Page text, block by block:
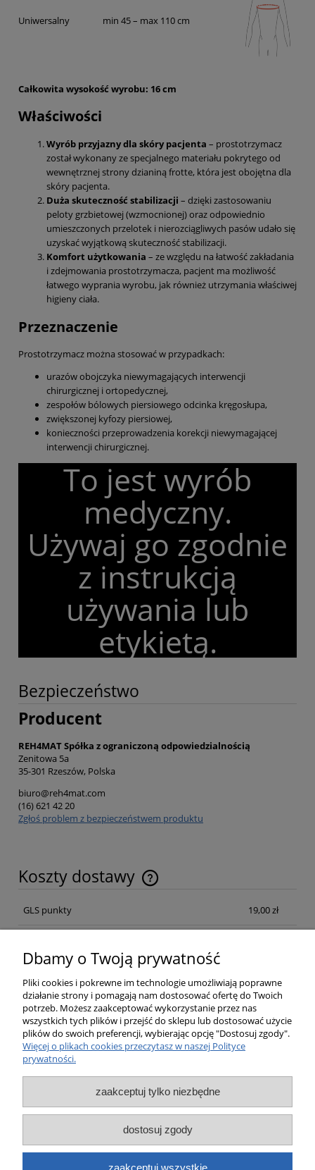
Uniwersalny min 45 – max 110 cm
Całkowita wysokość wyrobu: 16 cm
Właściwości
Wyrób przyjazny dla skóry pacjenta – prostotrzymacz
został wykonany ze specjalnego materiału pokrytego od
wewnętrznej strony dzianiną frotte, która jest obojętna dla
skóry pacjenta.
Duża skuteczność stabilizacji – dzięki zastosowaniu
peloty grzbietowej (wzmocnionej) oraz odpowiednio
umieszczonych przelotek i nierozciągliwych pasów udało się
uzyskać wyjątkową skuteczność stabilizacji.
Komfort użytkowania – ze względu na łatwość zakładania
i zdejmowania prostotrzymacza, pacjent ma możliwość
łatwego wyprania wyrobu, jak również utrzymania właściwej
higieny ciała.
Przeznaczenie
Prostotrzymacz można stosować w przypadkach:
urazów obojczyka niewymagających interwencji
chirurgicznej i ortopedycznej,
zespołów bólowych piersiowego odcinka kręgosłupa,
zwiększonej kyfozy piersiowej,
konieczności przeprowadzenia korekcji niewymagającej
interwencji chirurgicznej.
To jest wyrób
medyczny.
Używaj go zgodnie
z instrukcją
używania lub
etykietą.
Bezpieczeństwo
Producent
REH4MAT Spółka z ograniczoną odpowiedzialnością
Zenitowa 5a
35-301 Rzeszów, Polska
biuro@reh4mat.com
(16) 621 42 20
Zgłoś problem z bezpieczeństwem produktu
Koszty dostawy
Cena nie zawiera ewentualnych kosztów płatności
GLS punkty
19,00 zł
Kurier GLS Poland Pobraniowa
Opinie o produkcie (0)
Pomoc
Moje konto
Płatności i dostawa
Dbamy o Twoją prywatność
Pliki cookies i pokrewne im technologie umożliwiają poprawne
działanie strony i pomagają nam dostosować ofertę do Twoich
potrzeb. Możesz zaakceptować wykorzystanie przez nas
wszystkich tych plików i przejść do sklepu lub dostosować użycie
plików do swoich preferencji, wybierając opcję "Dostosuj zgody".
Więcej o plikach cookies przeczytasz w naszej Polityce
prywatności.
zaakceptuj tylko niezbędne
dostosuj zgody
zaakceptuj wszystkie